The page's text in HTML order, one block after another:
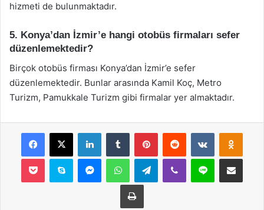
hizmeti de bulunmaktadır.
5. Konya’dan İzmir’e hangi otobüs firmaları sefer
düzenlemektedir?
Birçok otobüs firması Konya’dan İzmir’e sefer
düzenlemektedir. Bunlar arasında Kamil Koç, Metro
Turizm, Pamukkale Turizm gibi firmalar yer almaktadır.
Facebook
X LinkedInTumblr PinterestReddit VKontakte
Pocket Skype MessengerWhatsAppTelegramViber Line E-Posta ile
Yazdır